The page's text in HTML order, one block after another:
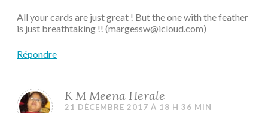
All your cards are just great ! But the one with the feather
is just breathtaking !! (margessw@icloud.com)
Répondre
K M Meena Herale
21 DÉCEMBRE 2017 À 18 H 36 MIN